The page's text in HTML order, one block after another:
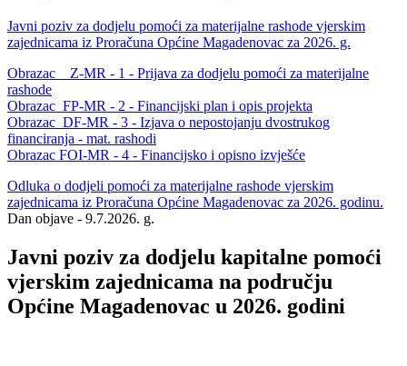
Javni poziv za dodjelu pomoći za materijalne rashode vjerskim
zajednicama iz Proračuna Općine Magadenovac za 2026. g.
Obrazac Z-MR - 1 - Prijava za dodjelu pomoći za materijalne
rashode
Obrazac FP-MR - 2 - Financijski plan i opis projekta
Obrazac DF-MR - 3 - Izjava o nepostojanju dvostrukog
financiranja - mat. rashodi
Obrazac FOI-MR - 4 - Financijsko i opisno izvješće
Odluka o dodjeli pomoći za materijalne rashode vjerskim
zajednicama iz Proračuna Općine Magadenovac za 2026. godinu.
Dan objave - 9.7.2026. g.
Javni poziv za dodjelu kapitalne pomoći
vjerskim zajednicama na području
Općine Magadenovac u 2026. godini